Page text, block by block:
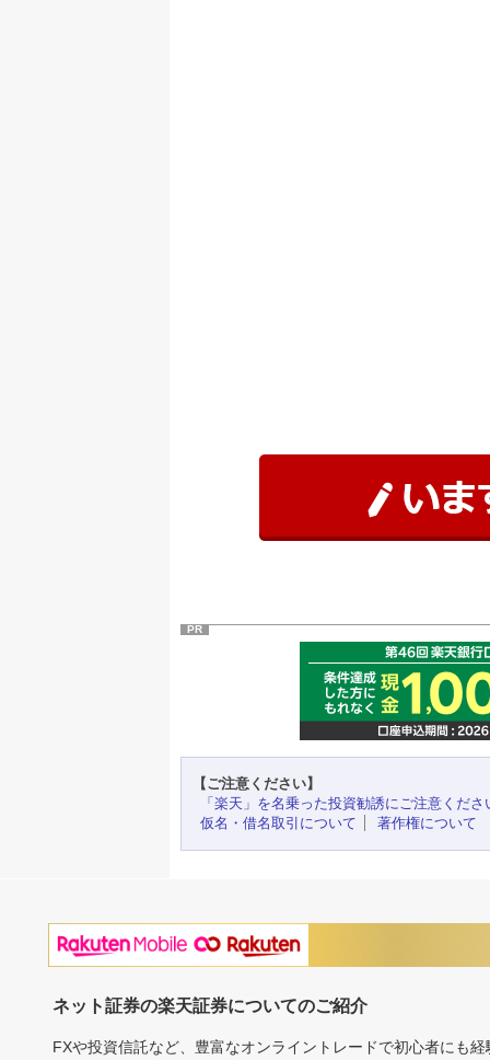
PR
【ご注意ください】
「楽天」を名乗った投資勧誘にご注意くださ
仮名・借名取引について
著作権について
ネット証券の楽天証券についてのご紹介
FXや投資信託など、豊富なオンライントレードで初心者にも